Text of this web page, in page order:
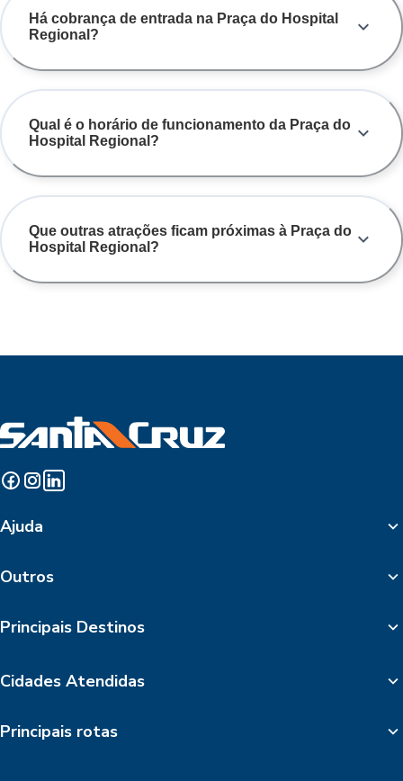
Há cobrança de entrada na Praça do Hospital
Regional?
Qual é o horário de funcionamento da Praça do
Hospital Regional?
Que outras atrações ficam próximas à Praça do
Hospital Regional?
Ajuda
Outros
Principais Destinos
Cidades Atendidas
Principais rotas